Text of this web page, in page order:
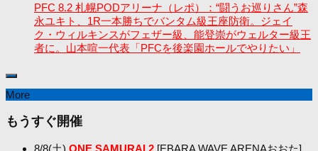
PFC 8.2 札幌PODアリーナ（レポ）：“闘うお巡りさん”森
永ユキト、1R一本勝ちでバンタム級王座防衛。ジェイ
ク・ウィルキンスがフェザー級、能登崇がウェルター級王
者に。山本喧一代表「PFCを後楽園ホールでやりたい」
More
もうすぐ開催
8/8(土) ONE SAMURAI 2 [EBARA WAVE ARENAおおた]